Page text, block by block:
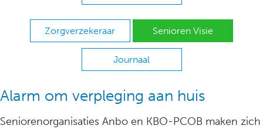
Zorgverzekeraar Senioren Visie
Journaal
Alarm om verpleging aan huis
Seniorenorganisaties Anbo en KBO-PCOB maken zich